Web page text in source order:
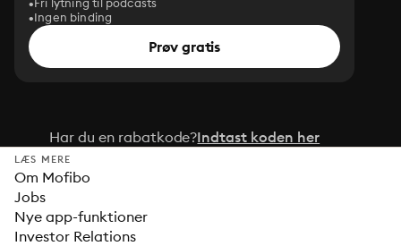
Ingen binding
Prøv gratis
Har du en rabatkode?Indtast koden her
LÆS MERE
Om Mofibo
Jobs
Nye app-funktioner
Investor Relations